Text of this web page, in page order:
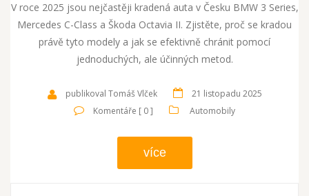
V roce 2025 jsou nejčastěji kradená auta v Česku BMW 3 Series,
Mercedes C-Class a Škoda Octavia II. Zjistěte, proč se kradou
právě tyto modely a jak se efektivně chránit pomocí
jednoduchých, ale účinných metod.
publikoval Tomáš Vlček
21 listopadu 2025
Komentáře [ 0 ]
Automobily
více